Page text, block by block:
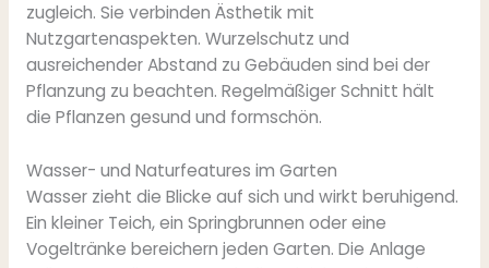
zugleich. Sie verbinden Ästhetik mit
Nutzgartenaspekten. Wurzelschutz und
ausreichender Abstand zu Gebäuden sind bei der
Pflanzung zu beachten. Regelmäßiger Schnitt hält
die Pflanzen gesund und formschön.
Wasser- und Naturfeatures im Garten
Wasser zieht die Blicke auf sich und wirkt beruhigend.
Ein kleiner Teich, ein Springbrunnen oder eine
Vogeltränke bereichern jeden Garten. Die Anlage